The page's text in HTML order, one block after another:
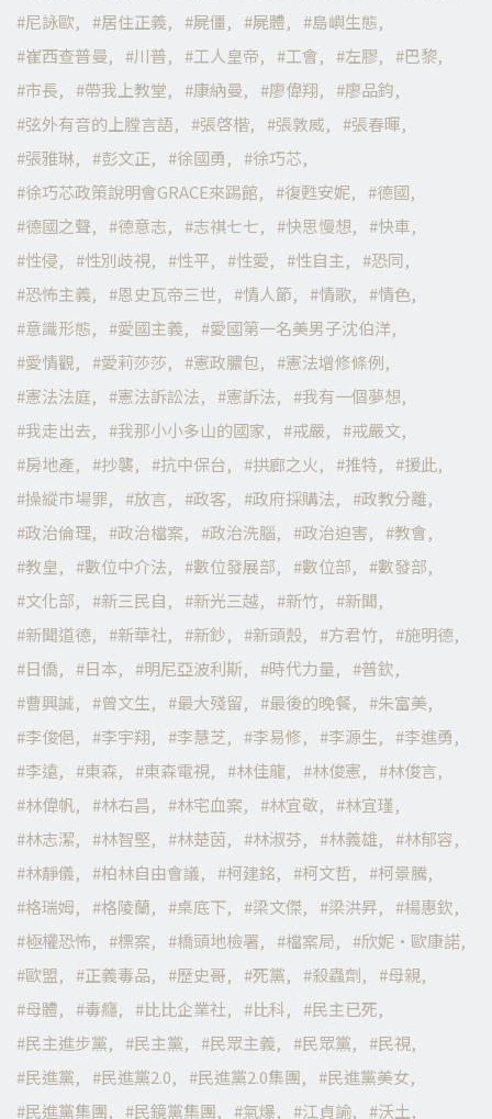
尼詠歐
居住正義 屍僵 屍體
島嶼生態
崔西查普曼
川普 工人皇帝 工會 左膠
巴黎
市長
帶我上教堂 康納曼 廖偉翔
廖品鈞
弦外有音的上膛言語
張啓楷 張敦威
張春暉
張雅琳
彭文正 徐國勇
徐巧芯
徐巧芯政策說明會GRACE來踢館
復甦安妮
德國
德國之聲
德意志 志祺七七 快思慢想
快車
性侵
性別歧視 性平 性愛 性自主
恐同
恐怖主義
恩史瓦帝三世 情人節 情歌
情色
意識形態
愛國主義
愛國第一名美男子沈伯洋
愛情觀
愛莉莎莎 憲政膿包
憲法增修條例
憲法法庭
憲法訴訟法 憲訴法
我有一個夢想
我走出去
我那小小多山的國家 戒嚴
戒嚴文
房地產
抄襲 抗中保台 拱廊之火 推特
援此
操縱市場罪
放言 政客 政府採購法
政教分離
政治倫理
政治檔案 政治洗腦 政治迫害
教會
教皇
數位中介法 數位發展部 數位部
數發部
文化部
新三民自 新光三越 新竹
新聞
新聞道德
新華社 新鈔 新頭殼 方君竹
施明德
日僑
日本 明尼亞波利斯 時代力量
普欽
曹興誠
曾文生 最大殘留 最後的晚餐
朱富美
李俊俋
李宇翔 李慧芝 李易修 李源生
李進勇
李遠
東森 東森電視 林佳龍 林俊憲
林俊言
林偉帆
林右昌 林宅血案 林宜敬
林宜瑾
林志潔
林智堅 林楚茵 林淑芬 林義雄
林郁容
林靜儀
柏林自由會議 柯建銘 柯文哲
柯景騰
格瑞姆
格陵蘭 桌底下 梁文傑 梁洪昇
楊惠欽
極權恐怖
標案 橋頭地檢署 檔案局
欣妮·歐康諾
歐盟
正義毒品 歷史哥 死黨 殺蟲劑
母親
母體
毒癮 比比企業社 比科
民主已死
民主進步黨
民主黨 民眾主義 民眾黨
民視
民進黨
民進黨2.0 民進黨2.0集團
民進黨美女
民進黨集團
民鏡黨集團 氣爆 江貞諭 沃土